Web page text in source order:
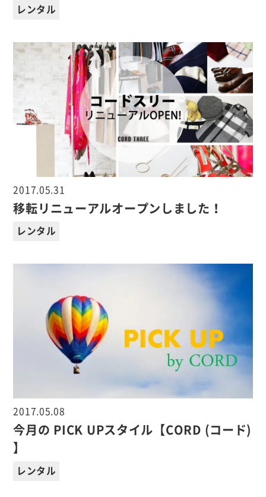
レンタル
2017.05.31
移転リニューアルオープンしました！
レンタル
2017.05.08
今月の PICK UPスタイル【CORD (コード)
】
レンタル